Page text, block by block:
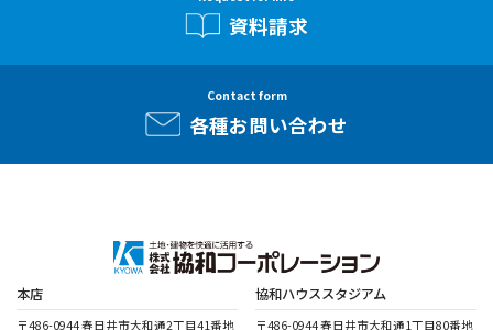
資料請求
Contact form
各種お問い合わせ
本店
〒486-0944 春日井市大和通2丁目41番地
協和ハウススタジアム
〒486-0944 春日井市大和通1丁目80番地